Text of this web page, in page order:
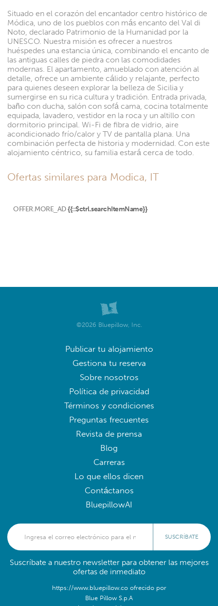
Situado en el corazón del encantador centro histórico de
Módica, uno de los pueblos con más encanto del Val di
Noto, declarado Patrimonio de la Humanidad por la
UNESCO. Nuestra misión es ofrecer a nuestros
huéspedes una estancia única, combinando el encanto de
las antiguas calles de piedra con las comodidades
modernas. El apartamento, amueblado con atención al
detalle, ofrece un ambiente cálido y relajante, perfecto
para quienes deseen explorar la belleza de Sicilia y
sumergirse en su rica cultura y tradición. Entrada privada,
baño con ducha, salón con sofá cama, cocina totalmente
equipada, lavadero, vestidor en la roca y un altillo con
dormitorio principal. Wi-Fi de fibra de vidrio, aire
acondicionado frío/calor y TV de pantalla plana. Una
combinación perfecta de historia y modernidad. Con este
alojamiento céntrico, su familia estará cerca de todo.
Ofertas similares para Modica, IT
OFFER.MORE_AD {{::$ctrl.searchItemName}}
©2026 Bluepillow, Inc.
Publicar tu alojamiento
Gestiona tu reserva
Sobre nosotros
Política de privacidad
Términos y condiciones
Preguntas frecuentes
Revista de prensa
Blog
Carreras
Lo que ellos dicen
Contáctanos
BluepillowAI
SUSCRÍBATE
Suscríbate a nuestro newsletter para obtener las mejores
ofertas de inmediato
https://www.bluepillow.co ofrecido por
Blue Pillow S.p.A